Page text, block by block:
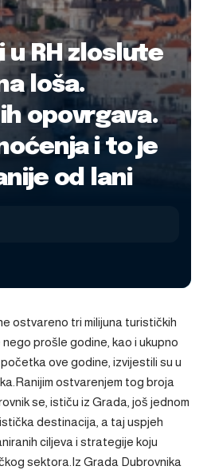
u RH zloslute
loša.
opovrgava.
i to je
od lani
ostvareno tri milijuna turističkih
prošle godine, kao i ukupno
ove godine, izvijestili su u
ostvarenjem tog broja
se, ističu iz Grada, još jednom
destinacija, a taj uspjeh
ciljeva i strategije koju
sektora.Iz Grada Dubrovnika